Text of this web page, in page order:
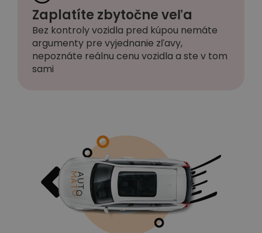
Zaplatíte zbytočne veľa
Bez kontroly vozidla pred kúpou nemáte
argumenty pre vyjednanie zľavy,
nepoznáte reálnu cenu vozidla a ste v tom
sami